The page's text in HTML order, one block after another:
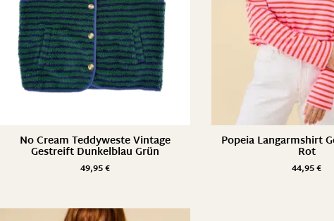
No Cream Teddyweste Vintage
Gestreift Dunkelblau Grün
49,95€
Popeia Langarmshirt
Rot
44,95€